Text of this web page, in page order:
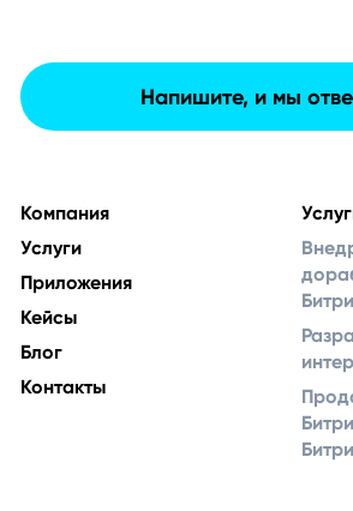
Напишите, и мы
Компания
Услуги
Приложения
Кейсы
Блог
Контакты